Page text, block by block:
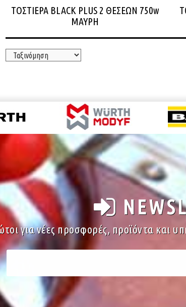
ΤΟΣΤΙΕΡΑ BLACK PLUS 2 ΘΕΣΕΩΝ 750w
ΜΑΥΡΗ
για νέες προσφορές, προϊόντα και